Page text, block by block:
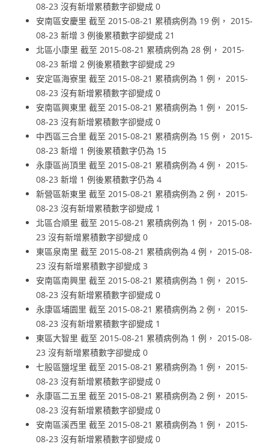
08-23 沒有新增累積數字卻變成 0
安南區安慶里 截至 2015-08-21 累積病例為 19 例， 2015-
08-23 新增 3 例後累積數字卻變成 21
北區小康里 截至 2015-08-21 累積病例為 28 例， 2015-
08-23 新增 2 例後累積數字卻變成 29
安定區海寮里 截至 2015-08-21 累積病例為 1 例， 2015-
08-23 沒有新增累積數字卻變成 0
安南區興東里 截至 2015-08-21 累積病例為 1 例， 2015-
08-23 沒有新增累積數字卻變成 0
中西區三合里 截至 2015-08-21 累積病例為 15 例， 2015-
08-23 新增 1 例後累積數字仍為 15
永康區尚頂里 截至 2015-08-21 累積病例為 4 例， 2015-
08-23 新增 1 例後累積數字仍為 4
新營區新東里 截至 2015-08-21 累積病例為 2 例， 2015-
08-23 沒有新增累積數字卻變成 1
北區合順里 截至 2015-08-21 累積病例為 1 例， 2015-08-
23 沒有新增累積數字卻變成 0
東區泉南里 截至 2015-08-21 累積病例為 4 例， 2015-08-
23 沒有新增累積數字卻變成 3
安南區南興里 截至 2015-08-21 累積病例為 1 例， 2015-
08-23 沒有新增累積數字卻變成 0
永康區埔園里 截至 2015-08-21 累積病例為 2 例， 2015-
08-23 沒有新增累積數字卻變成 1
東區大智里 截至 2015-08-21 累積病例為 1 例， 2015-08-
23 沒有新增累積數字卻變成 0
七股區鹽埕里 截至 2015-08-21 累積病例為 1 例， 2015-
08-23 沒有新增累積數字卻變成 0
永康區二五里 截至 2015-08-21 累積病例為 2 例， 2015-
08-23 沒有新增累積數字卻變成 0
安南區溪西里 截至 2015-08-21 累積病例為 1 例， 2015-
08-23 沒有新增累積數字卻變成 0